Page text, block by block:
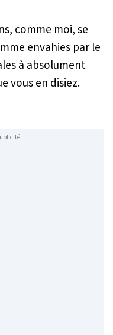
comme moi, se
envahies par le
à absolument
vous en disiez.